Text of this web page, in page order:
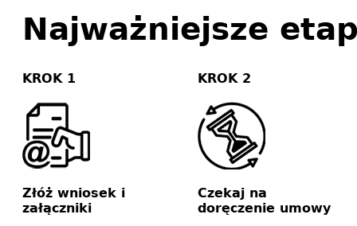
Najważniejsze
KROK 1
Złóż wniosek i
załączniki
KROK 2
Czekaj na
doręczenie umowy